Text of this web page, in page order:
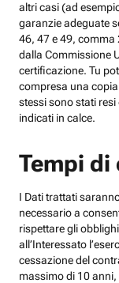
altri casi (ad
garanzie adeguate
46, 47 e 49, comma
dalla Commissione
certificazione. Tu
compresa una copia
stessi sono stati
indicati in calce.
Tempi di
I Dati trattati
necessario a
rispettare gli
all’Interessato
cessazione del
massimo di 10